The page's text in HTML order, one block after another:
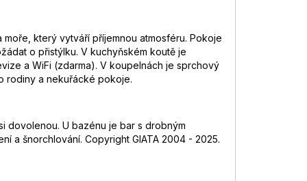
který vytváří příjemnou atmosféru. Pokoje
o přistýlku. V kuchyňském koutě je
a WiFi (zdarma). V koupelnách je sprchový
rodiny a nekuřácké pokoje.
dovolenou. U bazénu je bar s drobným
a šnorchlování. Copyright GIATA 2004 - 2025.